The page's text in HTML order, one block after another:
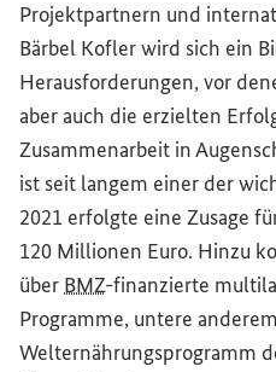
Projektpartnern und
Bärbel Kofler wird sich ein
Herausforderungen, vor
aber auch die erzielten
Zusammenarbeit in
ist seit langem einer der
2021 erfolgte eine Zusage
120 Millionen Euro. Hinzu
über BMZ-finanzierte
Programme, untere
Welternährungsprogramm